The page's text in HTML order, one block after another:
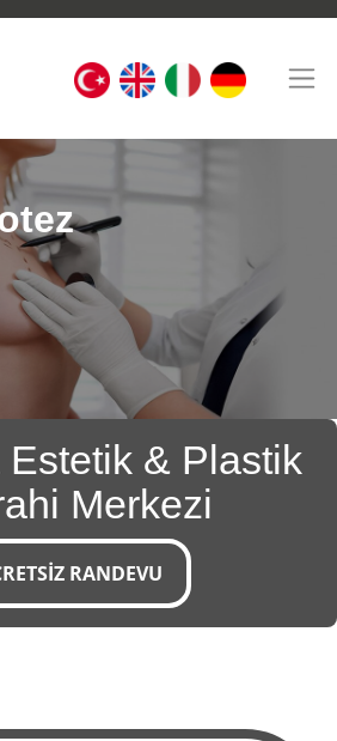
Estetik & Plastik
Merkezi
RANDEVU